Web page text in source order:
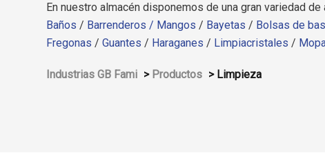
En nuestro almacén disponemos de una gran variedad
Baños / Barrenderos / Mangos / Bayetas / Bolsas de
Fregonas / Guantes / Haraganes / Limpiacristales /
Industrias GB Fami > Productos > Limpieza